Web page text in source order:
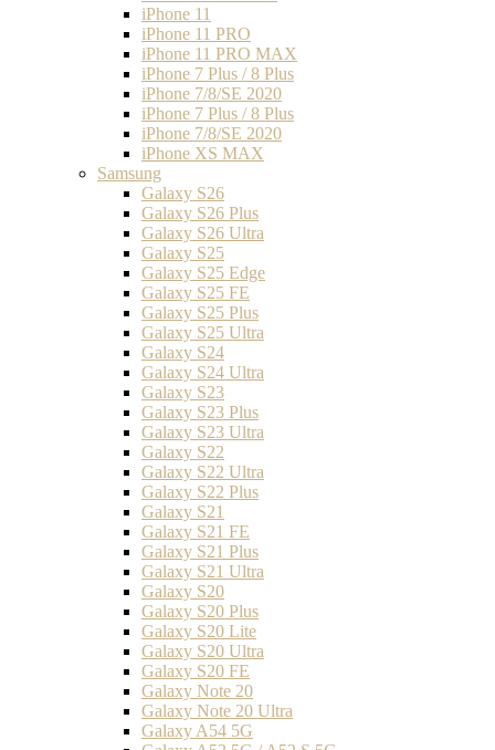
iPhone 11
iPhone 11 PRO
iPhone 11 PRO MAX
iPhone 7 Plus / 8 Plus
iPhone 7/8/SE 2020
iPhone 7 Plus / 8 Plus
iPhone 7/8/SE 2020
iPhone XS MAX
Samsung
Galaxy S26
Galaxy S26 Plus
Galaxy S26 Ultra
Galaxy S25
Galaxy S25 Edge
Galaxy S25 FE
Galaxy S25 Plus
Galaxy S25 Ultra
Galaxy S24
Galaxy S24 Ultra
Galaxy S23
Galaxy S23 Plus
Galaxy S23 Ultra
Galaxy S22
Galaxy S22 Ultra
Galaxy S22 Plus
Galaxy S21
Galaxy S21 FE
Galaxy S21 Plus
Galaxy S21 Ultra
Galaxy S20
Galaxy S20 Plus
Galaxy S20 Lite
Galaxy S20 Ultra
Galaxy S20 FE
Galaxy Note 20
Galaxy Note 20 Ultra
Galaxy A54 5G